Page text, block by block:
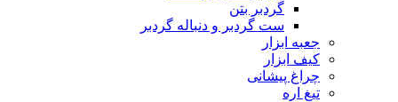
گردبر بتن
ست گردبر و دنباله گردبر
جعبه ابزار
کیف ابزار
چراغ پیشانی
تیغ اره